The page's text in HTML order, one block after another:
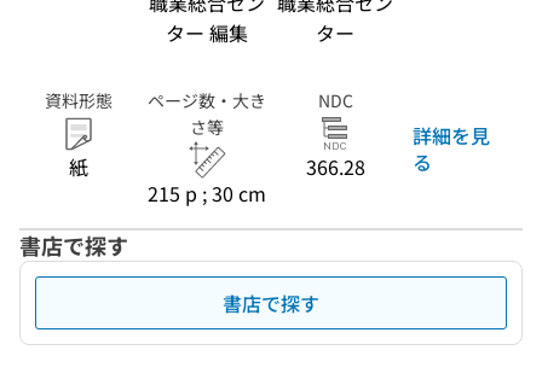
ター 編集
ター
資料形態
紙
ページ数・大き
さ等
215 p ; 30 cm
NDC
366.28
詳細を見
る
書店で探す
書店で探す